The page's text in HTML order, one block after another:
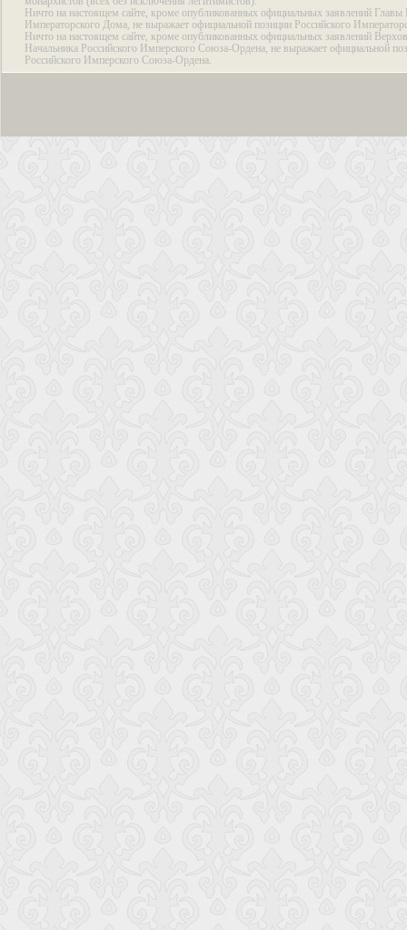
Ничто на настоящем сайте, кроме опубликованных официальных заявлений Главы
Императорского Дома, не выражает официальной позиции Российского
Ничто на настоящем сайте, кроме опубликованных официальных заявлений
Начальника Российского Имперского Союза-Ордена, не выражает официальной
Российского Имперского Союза-Ордена.